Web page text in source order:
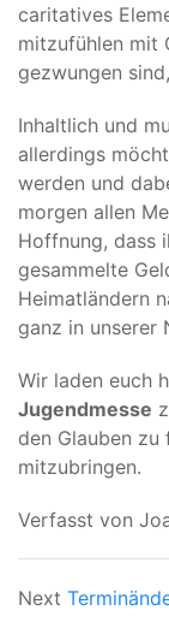
caritatives
mitzufühlen mit
gezwungen
Inhaltlich und
allerdings
werden und
morgen allen
Hoffnung, dass
gesammelte
Heimatländern
ganz in unserer
Wir laden euch
Jugendmesse
den Glauben zu
mitzubringen.
Verfasst von
Next